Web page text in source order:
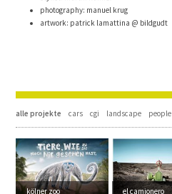
photography: manuel krug
artwork: patrick lamattina @ bildgudt
alle projekte cars cgi landscape people
kölner zoo el camionero